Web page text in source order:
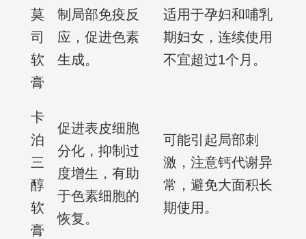
莫
司
软
膏
制局部免疫反
应，促进色素
生成。
适用于孕妇和哺乳
期妇女，连续使用
不宜超过1个月。
卡
泊
三
醇
软
膏
促进表皮细胞
分化，抑制过
度增生，有助
于色素细胞的
恢复。
可能引起局部刺
激，注意钙代谢异
常，避免大面积长
期使用。